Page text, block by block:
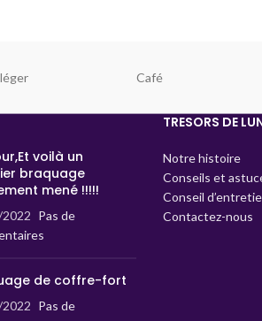
Café
voilà un
braquage
mené !!!!!
Pas de
de coffre-fort
Pas de
TRESORS DE
Notre histoire
Conseils et
Conseil
Contactez-nous